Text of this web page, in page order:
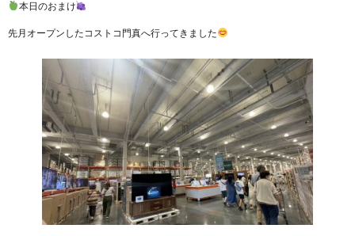
本日のおまけ
先月オープンしたコストコ門真へ行ってきました